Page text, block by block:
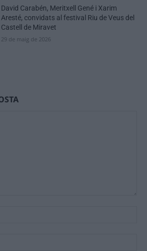
David Carabén, Meritxell Gené i Xarim
Aresté, convidats al festival Riu de Veus del
Castell de Miravet
29 de maig de 2026